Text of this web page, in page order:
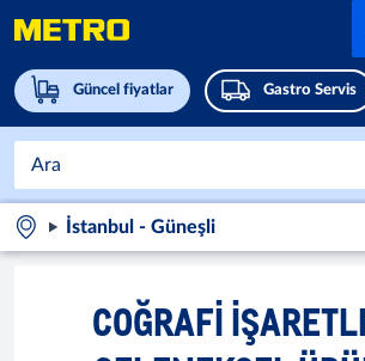
Güncel fiyatlar Gastro Servis
İstanbul - Güneşli
COĞRAFI